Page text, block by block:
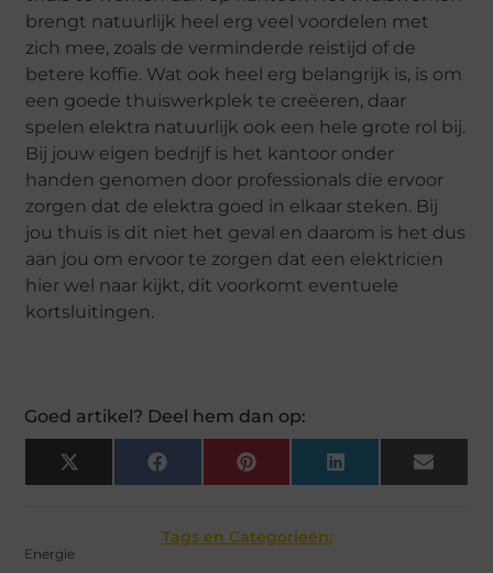
brengt natuurlijk heel erg veel voordelen met
zich mee, zoals de verminderde reistijd of de
betere koffie. Wat ook heel erg belangrijk is, is om
een goede thuiswerkplek te creëeren, daar
spelen elektra natuurlijk ook een hele grote rol bij.
Bij jouw eigen bedrijf is het kantoor onder
handen genomen door professionals die ervoor
zorgen dat de elektra goed in elkaar steken. Bij
jou thuis is dit niet het geval en daarom is het dus
aan jou om ervoor te zorgen dat een elektricien
hier wel naar kijkt, dit voorkomt eventuele
kortsluitingen.
Goed artikel? Deel hem dan op:
X
(Twitter)
Facebook Pinterest LinkedIn Email
Tags en Categorieën:
Energie